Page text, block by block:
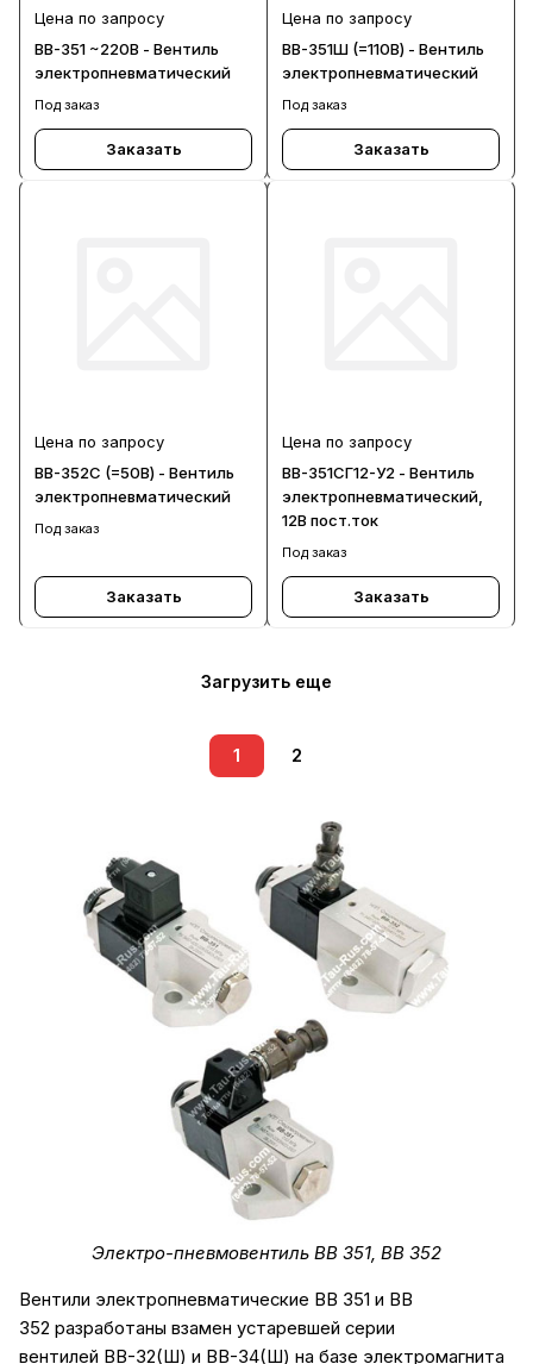
Цена по запросу
ВВ-351 ~220В - Вентиль
электропневматический
Под заказ
Заказать
Цена по запросу
ВВ-351Ш (=110В) - Вентиль
электропневматический
Под заказ
Заказать
Цена по запросу
ВВ-352С (=50В) - Вентиль
электропневматический
Под заказ
Заказать
Цена по запросу
ВВ-351СГ12-У2 - Вентиль
электропневматический,
12В пост.ток
Под заказ
Заказать
Загрузить еще
1 2
Электро-пневмовентиль ВВ 351, ВВ 352
Вентили электропневматические ВВ 351 и ВВ
352 разработаны взамен устаревшей серии
вентилей ВВ-32(Ш) и ВВ-34(Ш) на базе электромагнита